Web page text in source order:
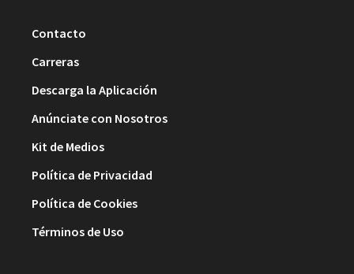
Contacto
Carreras
Descarga la Aplicación
Anúnciate con Nosotros
Kit de Medios
Política de Privacidad
Política de Cookies
Términos de Uso